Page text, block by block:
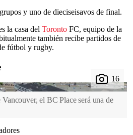
y uno de dieciseisavos de final.
la casa del Toronto FC, equipo de la
también recibe partidos de
fútbol y rugby.
el BC Place será una de